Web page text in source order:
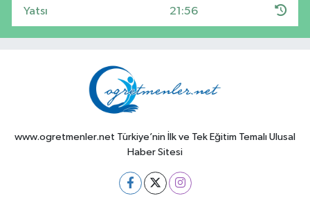
Yatsı 21:56
www.ogretmenler.net Türkiye’nin İlk ve Tek Eğitim Temalı Ulusal
Haber Sitesi